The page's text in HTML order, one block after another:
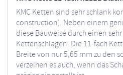
KMC Ketten sind sehr schlank
construction). Neben einem
diese Bauweise durch einen
Kettenschlagen. Die 11-fach
Breite von nur 5,65 mm zu den
verzeihen es auch, wenn das